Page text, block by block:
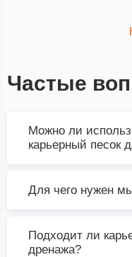
Частые
Можно ли
карьерный песок
Для чего нужен
Подходит ли
дренажа?